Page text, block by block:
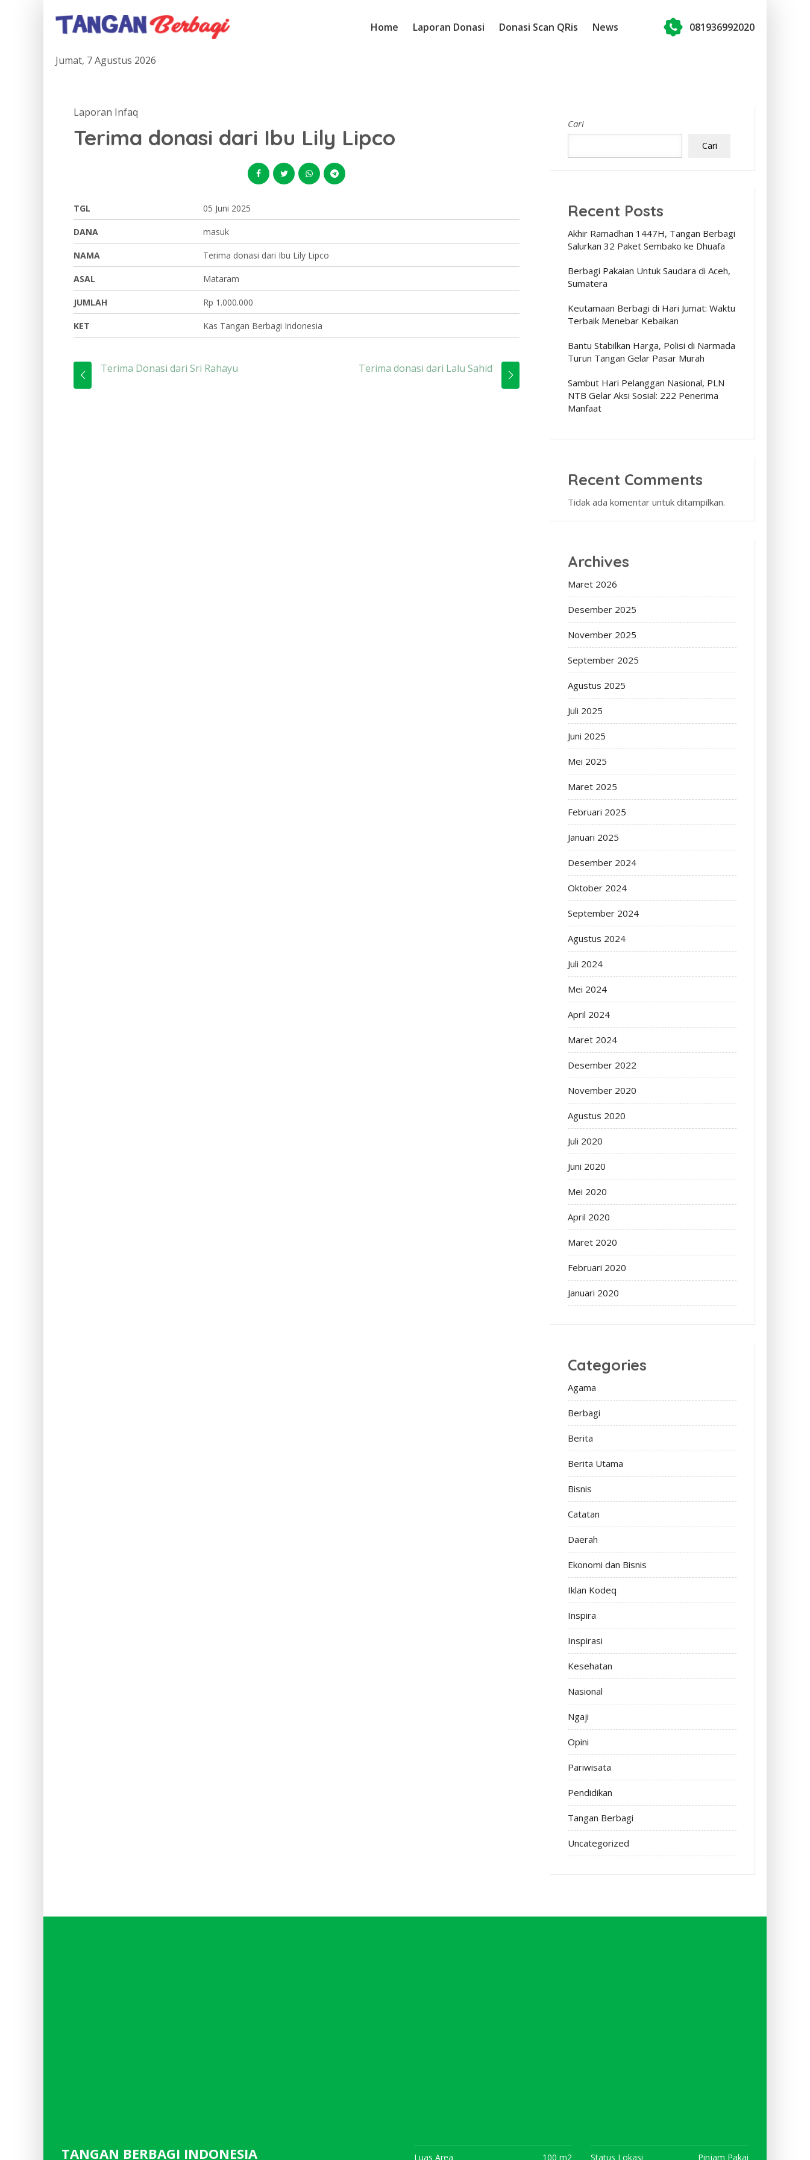
Home Laporan Donasi Donasi Scan QRis News 081936992020
Jumat, 7 Agustus 2026
Laporan Infaq
Terima donasi dari Ibu Lily Lipco
TGL 05 Juni 2025
DANA masuk
NAMA Terima donasi dari Ibu Lily Lipco
ASAL Mataram
JUMLAH Rp 1.000.000
KET Kas Tangan Berbagi Indonesia
Terima Donasi dari Sri Rahayu Terima donasi dari Lalu Sahid
Cari
Cari
Recent Posts
Akhir Ramadhan 1447H, Tangan Berbagi
Salurkan 32 Paket Sembako ke Dhuafa
Berbagi Pakaian Untuk Saudara di Aceh,
Sumatera
Keutamaan Berbagi di Hari Jumat: Waktu
Terbaik Menebar Kebaikan
Bantu Stabilkan Harga, Polisi di Narmada
Turun Tangan Gelar Pasar Murah
Sambut Hari Pelanggan Nasional, PLN
NTB Gelar Aksi Sosial: 222 Penerima
Manfaat
Recent Comments
Tidak ada komentar untuk ditampilkan.
Archives
Maret 2026
Desember 2025
November 2025
September 2025
Agustus 2025
Juli 2025
Juni 2025
Mei 2025
Maret 2025
Februari 2025
Januari 2025
Desember 2024
Oktober 2024
September 2024
Agustus 2024
Juli 2024
Mei 2024
April 2024
Maret 2024
Desember 2022
November 2020
Agustus 2020
Juli 2020
Juni 2020
Mei 2020
April 2020
Maret 2020
Februari 2020
Januari 2020
Categories
Agama
Berbagi
Berita
Berita Utama
Bisnis
Catatan
Daerah
Ekonomi dan Bisnis
Iklan Kodeq
Inspira
Inspirasi
Kesehatan
Nasional
Ngaji
Opini
Pariwisata
Pendidikan
Tangan Berbagi
Uncategorized
TANGAN BERBAGI INDONESIA Luas Area 100 m2 Status Lokasi Pinjam Pakai